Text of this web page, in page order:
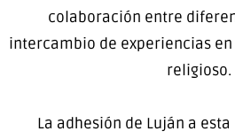
colaboración entre
intercambio de experiencias
religioso.
La adhesión de Luján a